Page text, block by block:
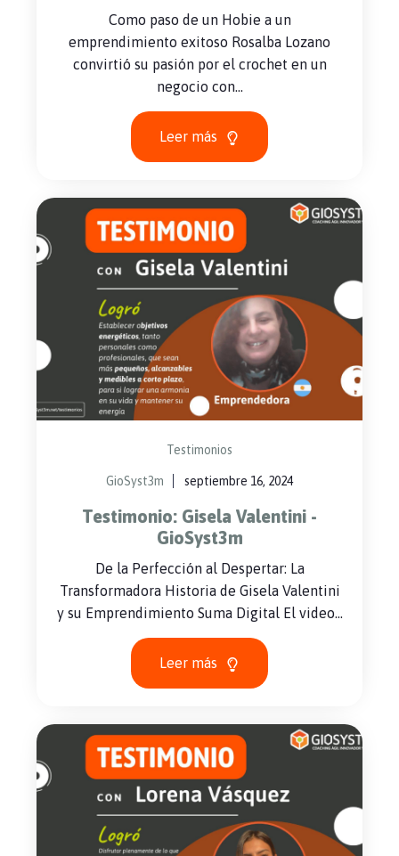
Como paso de un Hobie a un
emprendimiento exitoso Rosalba Lozano
convirtió su pasión por el crochet en un
negocio con...
Leer más
Testimonios
GioSyst3m septiembre 16, 2024
Testimonio: Gisela Valentini -
GioSyst3m
De la Perfección al Despertar: La
Transformadora Historia de Gisela Valentini
y su Emprendimiento Suma Digital El video...
Leer más